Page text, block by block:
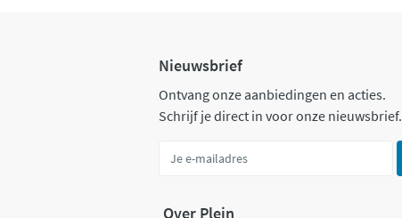
Nieuwsbrief
Ontvang onze aanbiedingen en acties.
Schrijf je direct in voor onze nieuwsbrief.
Over Plein